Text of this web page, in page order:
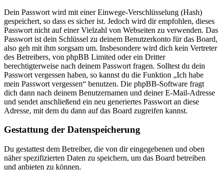
Dein Passwort wird mit einer Einwege-Verschlüsselung (Hash)
gespeichert, so dass es sicher ist. Jedoch wird dir empfohlen, dieses
Passwort nicht auf einer Vielzahl von Webseiten zu verwenden. Das
Passwort ist dein Schlüssel zu deinem Benutzerkonto für das Board,
also geh mit ihm sorgsam um. Insbesondere wird dich kein Vertreter
des Betreibers, von phpBB Limited oder ein Dritter
berechtigterweise nach deinem Passwort fragen. Solltest du dein
Passwort vergessen haben, so kannst du die Funktion „Ich habe
mein Passwort vergessen“ benutzen. Die phpBB-Software fragt
dich dann nach deinem Benutzernamen und deiner E-Mail-Adresse
und sendet anschließend ein neu generiertes Passwort an diese
Adresse, mit dem du dann auf das Board zugreifen kannst.
Gestattung der Datenspeicherung
Du gestattest dem Betreiber, die von dir eingegebenen und oben
näher spezifizierten Daten zu speichern, um das Board betreiben
und anbieten zu können.